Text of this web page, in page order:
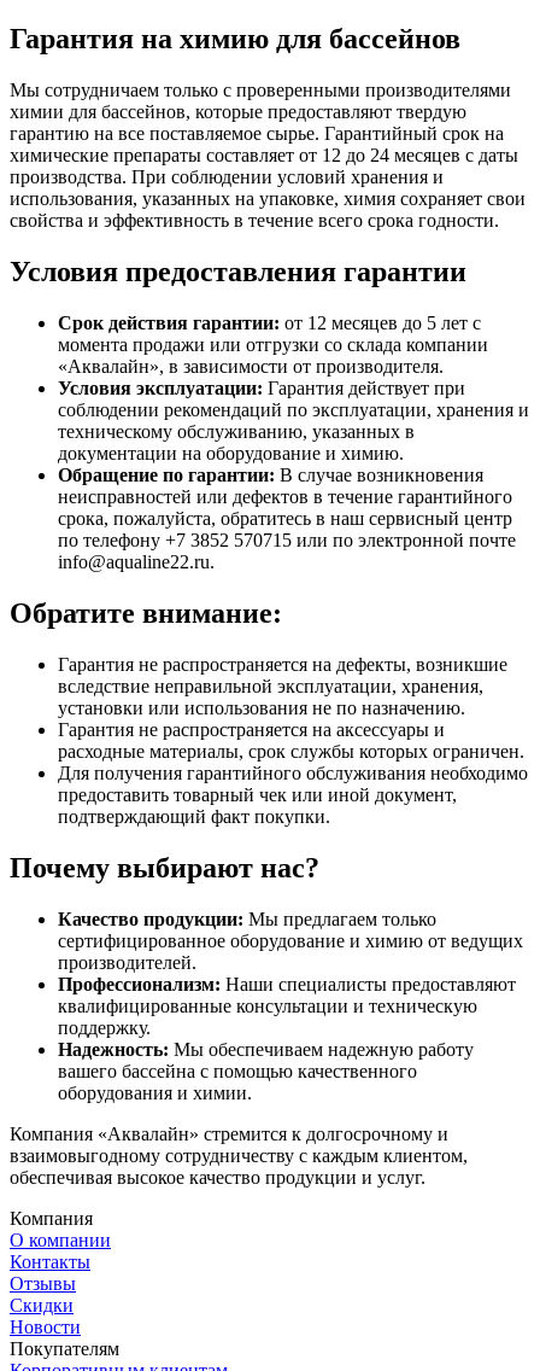
Гарантия на химию для бассейнов
Мы сотрудничаем только с проверенными производителями
химии для бассейнов, которые предоставляют твердую
гарантию на все поставляемое сырье. Гарантийный срок на
химические препараты составляет от 12 до 24 месяцев с даты
производства. При соблюдении условий хранения и
использования, указанных на упаковке, химия сохраняет свои
свойства и эффективность в течение всего срока годности.
Условия предоставления гарантии
Срок действия гарантии: от 12 месяцев до 5 лет с
момента продажи или отгрузки со склада компании
«Аквалайн», в зависимости от производителя.
Условия эксплуатации: Гарантия действует при
соблюдении рекомендаций по эксплуатации, хранения и
техническому обслуживанию, указанных в
документации на оборудование и химию.
Обращение по гарантии: В случае возникновения
неисправностей или дефектов в течение гарантийного
срока, пожалуйста, обратитесь в наш сервисный центр
по телефону +7 3852 570715 или по электронной почте
info@aqualine22.ru.
Обратите внимание:
Гарантия не распространяется на дефекты, возникшие
вследствие неправильной эксплуатации, хранения,
установки или использования не по назначению.
Гарантия не распространяется на аксессуары и
расходные материалы, срок службы которых ограничен.
Для получения гарантийного обслуживания необходимо
предоставить товарный чек или иной документ,
подтверждающий факт покупки.
Почему выбирают нас?
Качество продукции: Мы предлагаем только
сертифицированное оборудование и химию от ведущих
производителей.
Профессионализм: Наши специалисты предоставляют
квалифицированные консультации и техническую
поддержку.
Надежность: Мы обеспечиваем надежную работу
вашего бассейна с помощью качественного
оборудования и химии.
Компания «Аквалайн» стремится к долгосрочному и
взаимовыгодному сотрудничеству с каждым клиентом,
обеспечивая высокое качество продукции и услуг.
Компания
О компании
Контакты
Отзывы
Скидки
Новости
Покупателям